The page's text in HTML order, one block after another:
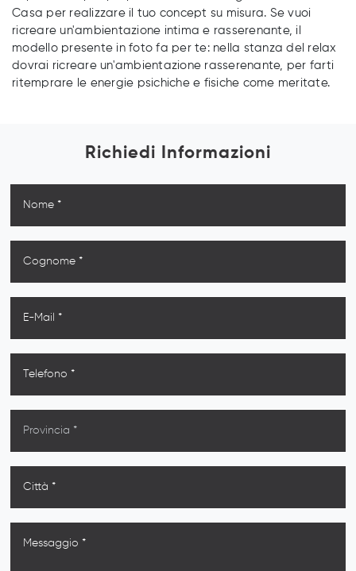
Casa per realizzare il tuo concept su misura. Se vuoi
ricreare un'ambientazione intima e rasserenante, il
modello presente in foto fa per te: nella stanza del relax
dovrai ricreare un'ambientazione rasserenante, per farti
ritemprare le energie psichiche e fisiche come meritate.
Richiedi Informazioni